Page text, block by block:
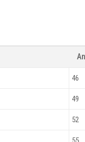
46
49
52